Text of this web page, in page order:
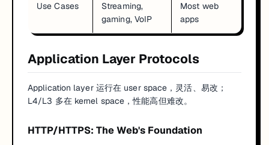
Use Cases
Streaming,
gaming, VoIP
Most web
apps
Application Layer Protocols
Application layer 运行在 user space，灵活、易改；
L4/L3 多在 kernel space，性能高但难改。
HTTP/HTTPS: The Web's Foundation